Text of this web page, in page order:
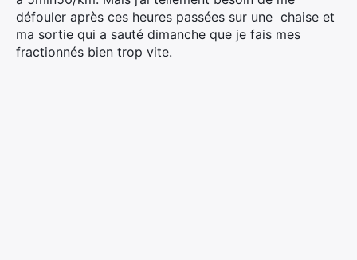
défouler après ces heures passées sur une chaise et
ma sortie qui a sauté dimanche que je fais mes
fractionnés bien trop vite.